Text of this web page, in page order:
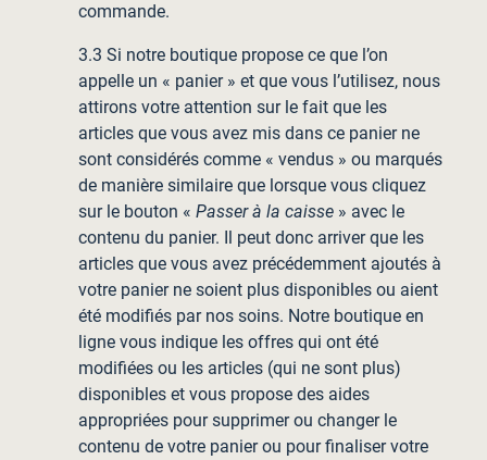
commande.
3.3 Si notre boutique propose ce que l’on
appelle un « panier » et que vous l’utilisez, nous
attirons votre attention sur le fait que les
articles que vous avez mis dans ce panier ne
sont considérés comme « vendus » ou marqués
de manière similaire que lorsque vous cliquez
sur le bouton « Passer à la caisse » avec le
contenu du panier. Il peut donc arriver que les
articles que vous avez précédemment ajoutés à
votre panier ne soient plus disponibles ou aient
été modifiés par nos soins. Notre boutique en
ligne vous indique les offres qui ont été
modifiées ou les articles (qui ne sont plus)
disponibles et vous propose des aides
appropriées pour supprimer ou changer le
contenu de votre panier ou pour finaliser votre